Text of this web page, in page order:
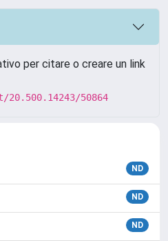
per citare o creare un link
50864
ND
ND
ND